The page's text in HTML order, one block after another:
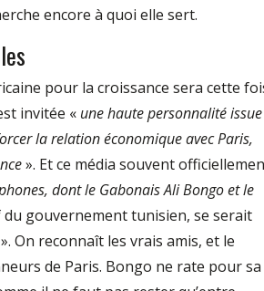
encore à quoi elle sert.
pour la croissance sera cette
invitée « une haute personnalité issue
la relation économique avec Paris,
». Et ce média souvent
dont le Gabonais Ali Bongo et le
du gouvernement tunisien, se serait
». On reconnaît les vrais amis, et le
de Paris. Bongo ne rate pour sa